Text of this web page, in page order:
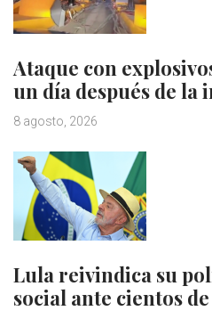
Ataque con
un día después de la
8 agosto, 2026
Lula reivindica su
social ante cientos